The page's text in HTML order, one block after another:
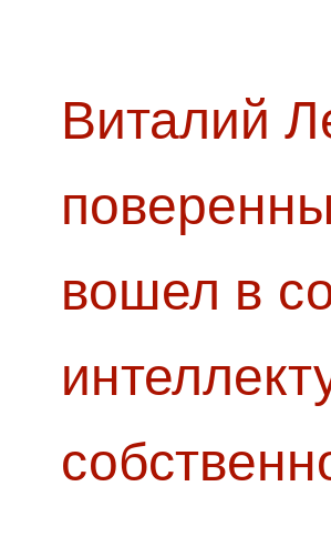
Виталий
вошел в